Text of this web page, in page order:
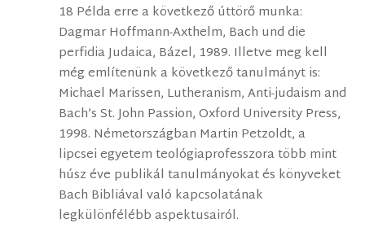
18 Példa erre a következő úttörő munka:
Dagmar Hoffmann-Axthelm, Bach und die
perfidia Judaica, Bázel, 1989. Illetve meg kell
még említenünk a következő tanulmányt is:
Michael Marissen, Lutheranism, Anti-judaism and
Bach’s St. John Passion, Oxford University Press,
1998. Németországban Martin Petzoldt, a
lipcsei egyetem teológiaprofesszora több mint
húsz éve publikál tanulmányokat és könyveket
Bach Bibliával való kapcsolatának
legkülönfélébb aspektusairól.